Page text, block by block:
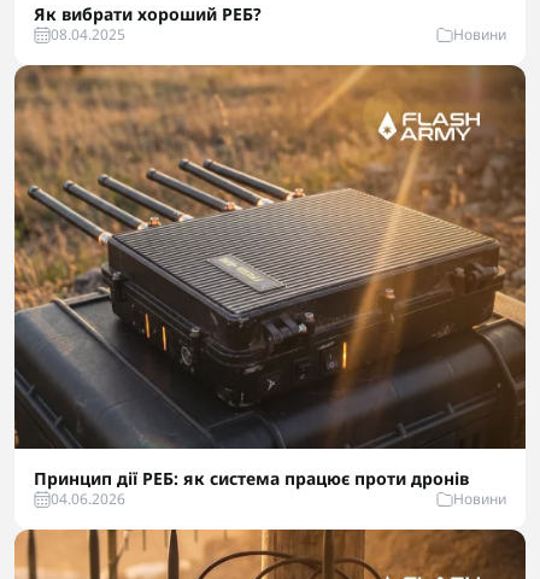
Як вибрати хороший РЕБ?
08.04.2025 Новини
Принцип дії РЕБ: як система працює проти дронів
04.06.2026 Новини